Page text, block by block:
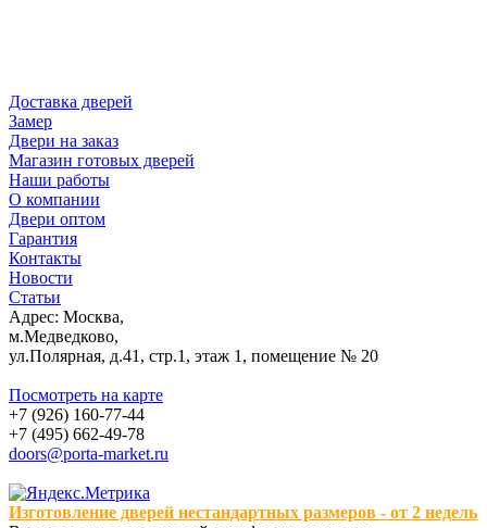
Доставка дверей
Замер
Двери на заказ
Магазин готовых дверей
Наши работы
О компании
Двери оптом
Гарантия
Контакты
Новости
Статьи
Адрес: Москва,
м.Медведково,
ул.Полярная, д.41, стр.1, этаж 1, помещение № 20
Посмотреть на карте
+7 (926) 160-77-44
+7 (495) 662-49-78
doors@porta-market.ru
Изготовление дверей нестандартных размеров - от 2 недель